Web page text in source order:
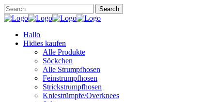
Hallo
Hidies kaufen
Alle Produkte
Söckchen
Alle Strumpfhosen
Feinstrumpfhosen
Strickstrumpfhosen
Kniestrümpfe/Overknees